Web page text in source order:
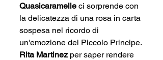
Quasicaramelle ci sorprende con
la delicatezza di una rosa in carta
sospesa nel ricordo di
un'emozione del Piccolo Principe.
Rita Martinez per saper rendere